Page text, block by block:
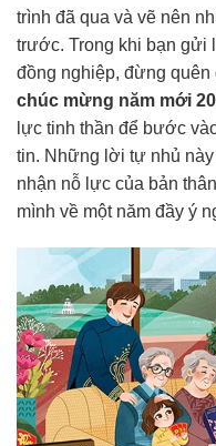
trình đã qua và vẽ nên
trước. Trong khi bạn gửi
đồng nghiệp, đừng
chúc mừng năm mới
lực tinh thần để bước
tin. Những lời tự nhủ
nhận nỗ lực của bản
mình về một năm đầy ý